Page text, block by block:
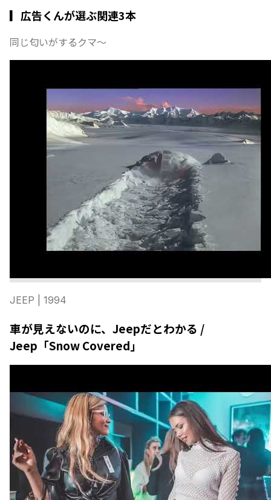
▎広告くんが選ぶ関連3本
同じ匂いがするクマ〜
JEEP | 1994
車が見えないのに、Jeepだとわかる /
Jeep「Snow Covered」